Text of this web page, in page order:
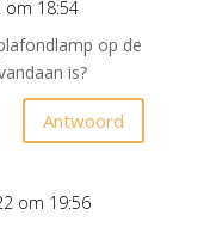
om 18:54
op de
is?
Antwoord
om 19:56